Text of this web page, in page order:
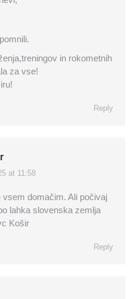
in rokometnih
za vse!
Reply
at 11:58
vsem domačim. Ali počivaj
lahka slovenska zemlja
Košir
Reply